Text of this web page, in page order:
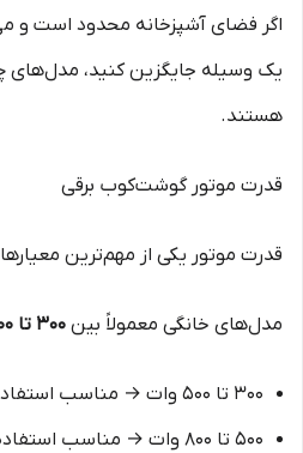
اگر فضای آشپزخانه محدود است و
یک وسیله جایگزین کنید، مدل‌های
هستند.
قدرت موتور گوشت‌کوب برقی
قدرت موتور یکی از مهم‌ترین
مدل‌های خانگی معمولاً بین 300 تا 1000 وات
300 تا 500 وات → مناسب استفاده سبک
500 تا 800 وات → مناسب استفاده روزمره